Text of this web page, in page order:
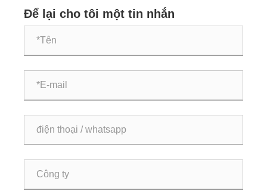
Để lại cho tôi một tin nhắn